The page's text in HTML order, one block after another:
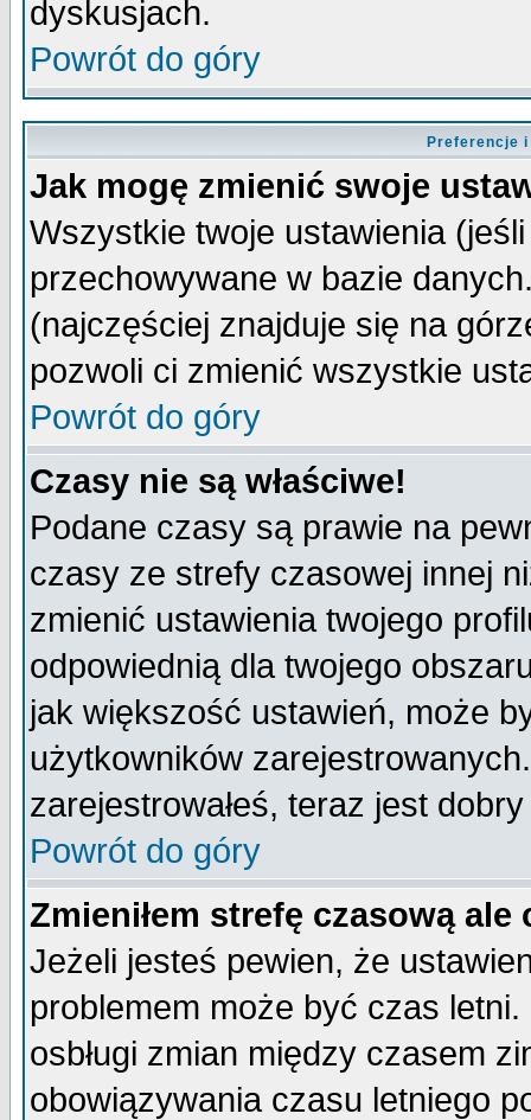
dyskusjach.
Powrót do góry
Preferencje
Jak mogę zmienić swoje
Wszystkie twoje ustawienia
przechowywane w bazie
(najczęściej znajduje się na
pozwoli ci zmienić wszystkie
Powrót do góry
Czasy nie są właściwe!
Podane czasy są prawie na
czasy ze strefy czasowej innej
zmienić ustawienia twojego
odpowiednią dla twojego
jak większość ustawień, może
użytkowników
zarejestrowałeś, teraz jest
Powrót do góry
Zmieniłem strefę czasową
Jeżeli jesteś pewien, że
problemem może być czas
osbługi zmian między czasem
obowiązywania czasu letniego